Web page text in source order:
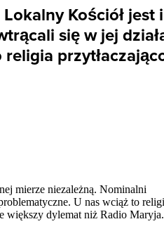
Kościół
się w jej
mierze niezależną. Nominalni
U nas wciąż to
większy dylemat niż Radio Maryja.